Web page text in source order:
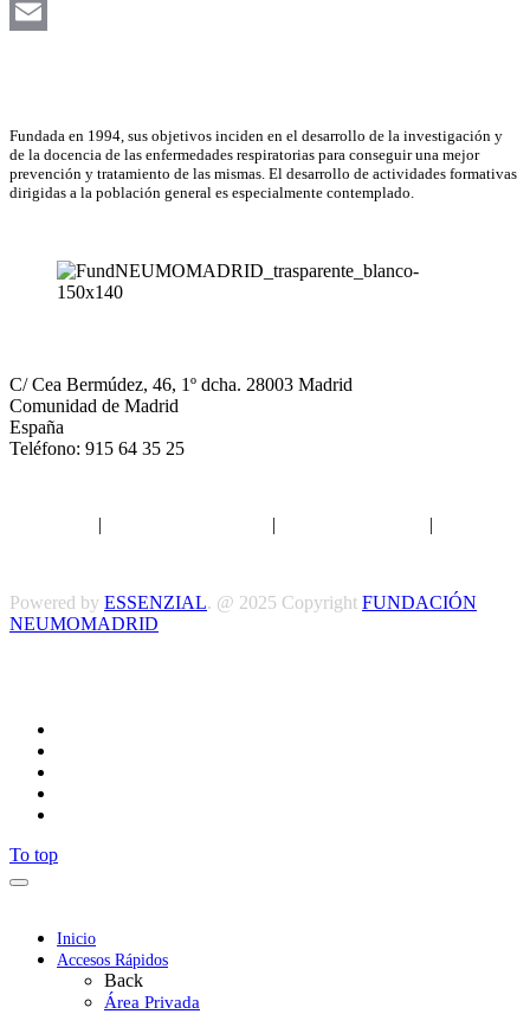
LinkedIn
Fundada en 1994, sus objetivos inciden en el desarrollo de la investigación y
de la docencia de las enfermedades respiratorias para conseguir una mejor
prevención y tratamiento de las mismas. El desarrollo de actividades formativas
dirigidas a la población general es especialmente contemplado.
C/ Cea Bermúdez, 46, 1º dcha. 28003 Madrid
Comunidad de Madrid
España
Teléfono: 915 64 35 25
| | |
Powered by ESSENZIAL. @ 2025 Copyright FUNDACIÓN
NEUMOMADRID
To top
Inicio
Accesos Rápidos
Back
Área Privada